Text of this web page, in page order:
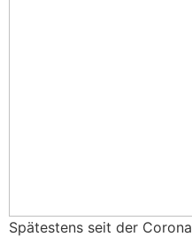
Spätestens seit der